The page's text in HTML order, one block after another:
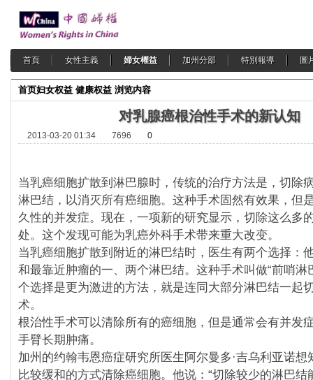
首頁 女性主義 婦女權益 加州分部 特別報導 圖
首页妇女权益 健康权益 浏览内容
对乳腺癌根治性手术的新认知
2013-03-20 01:34 7696 0
当乳癌细胞扩散到淋巴腺时，传统的治疗方法是，切除
淋巴结，以消灭所有癌细胞。这种手术固然有效果，但
久性的并发症。现在，一项新的研究显示，切除这么多
处。这个发现可能为乳癌外科手术带来重大改变。
当乳癌细胞扩散到附近的淋巴结时，医生有两个选择：
和最靠近肿瘤的一、两个淋巴结。这种手术叫做“前哨淋
个选择是更为激进的方法，就是连同大部分淋巴结一起
术。
根治性手术可以清除所有的癌细胞，但是通常会有并发
手臂长期肿痛。
加州的约翰韦恩癌症研究所医生阿尔曼多·吉乌利亚诺想
比较缓和的方式清除癌细胞。他说：“切除较少的淋巴结